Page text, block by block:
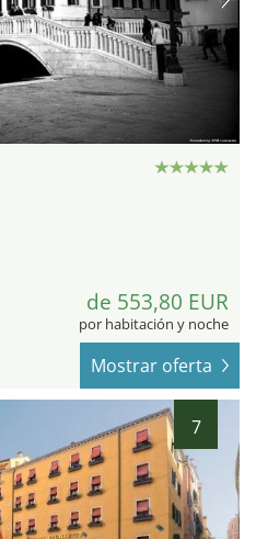
de 553,80 EUR
por habitación y noche
Mostrar oferta
7